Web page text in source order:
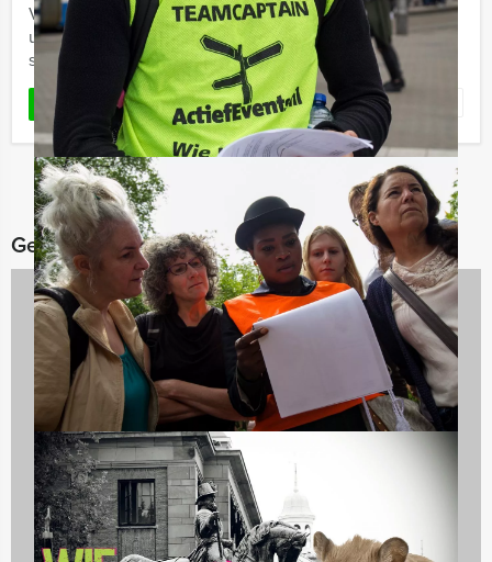
Vanmiddag barst de strijd der seksen los! Vanaf nu kunt
u bij Holland Tour Guides het Jongens tegen de Meisjes
spel reserveren. Laat de strijd maar losbarsten!
LEES MEER
Gerelateerde categorieën
Dagarrangementen
970 uitjes